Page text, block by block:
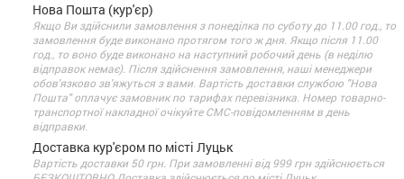
Нова Пошта (кур'єр)
Якщо Ви здійснили замовлення з понеділка по суботу до 11.00 год., то
замовлення буде виконано протягом того ж дня. Якщо після 11.00
год., то воно буде виконано на наступний робочий день (в неділю
відправок немає). Після здійснення замовлення, наші менеджери
обов'язково зв'яжуться з вами. Вартість доставки службою "Нова
Пошта" оплачує замовник по тарифах перевізника. Номер товарно-
транспортної накладної очікуйте СМС-повідомленням в день
відправки.
Доставка кур'єром по місті Луцьк
Вартість доставки 50 грн. При замовленні від 999 грн здійснюється